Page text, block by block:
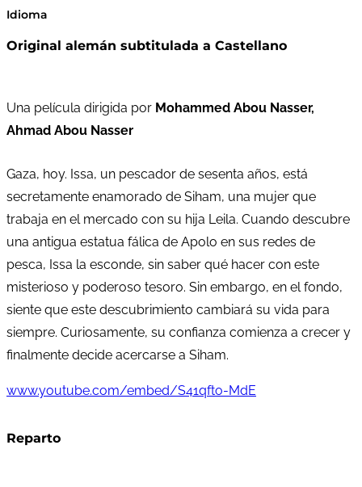
Idioma
Original alemán subtitulada a Castellano
Una película dirigida por Mohammed Abou Nasser,
Ahmad Abou Nasser
Gaza, hoy. Issa, un pescador de sesenta años, está
secretamente enamorado de Siham, una mujer que
trabaja en el mercado con su hija Leila. Cuando descubre
una antigua estatua fálica de Apolo en sus redes de
pesca, Issa la esconde, sin saber qué hacer con este
misterioso y poderoso tesoro. Sin embargo, en el fondo,
siente que este descubrimiento cambiará su vida para
siempre. Curiosamente, su confianza comienza a crecer y
finalmente decide acercarse a Siham.
www.youtube.com/embed/S41qfto-MdE
Reparto